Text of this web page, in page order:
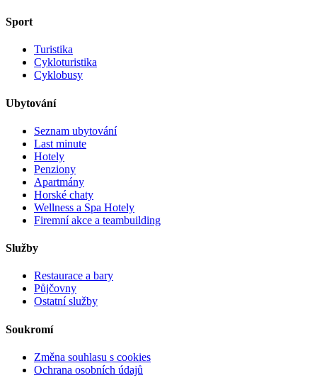
Sport
Turistika
Cykloturistika
Cyklobusy
Ubytování
Seznam ubytování
Last minute
Hotely
Penziony
Apartmány
Horské chaty
Wellness a Spa Hotely
Firemní akce a teambuilding
Služby
Restaurace a bary
Půjčovny
Ostatní služby
Soukromí
Změna souhlasu s cookies
Ochrana osobních údajů